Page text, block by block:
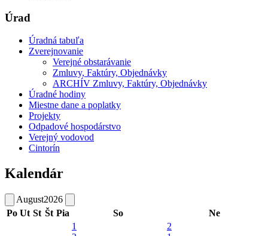
Úrad
Úradná tabuľa
Zverejnovanie
Verejné obstarávanie
Zmluvy, Faktúry, Objednávky
ARCHÍV Zmluvy, Faktúry, Objednávky
Úradné hodiny
Miestne dane a poplatky
Projekty
Odpadové hospodárstvo
Verejný vodovod
Cintorín
Kalendár
August2026
Po Ut St Št Pia So Ne
1
2